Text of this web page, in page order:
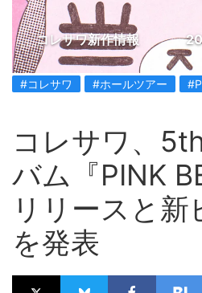
コレサワ新作情報
#コレサワ #ホールツアー
コレサワ、
バム『PINK
リリースと
を発表